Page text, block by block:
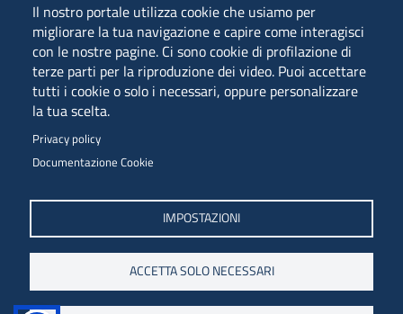
Il nostro portale utilizza cookie che usiamo per
migliorare la tua navigazione e capire come interagisci
con le nostre pagine. Ci sono cookie di profilazione di
terze parti per la riproduzione dei video. Puoi accettare
tutti i cookie o solo i necessari, oppure personalizzare
la tua scelta.
Privacy policy
Documentazione Cookie
IMPOSTAZIONI
ACCETTA SOLO NECESSARI
Piazzale Europa, 1 - 34127 - Trieste, Italia -
Tel. +39 040 558 7111 - P.IVA 00211830328
C.F. 80013890324 - P.E.C. ateneo@pec.units.it
Fascia A ANVUR